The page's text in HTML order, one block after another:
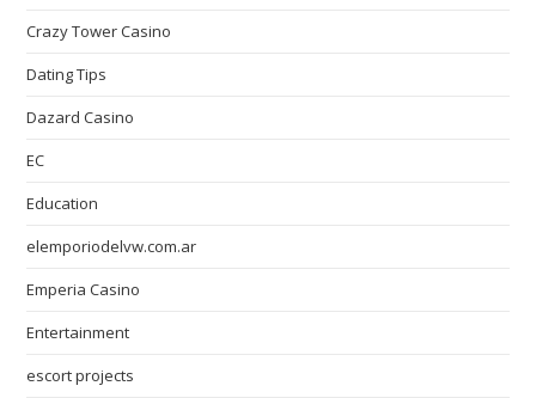
Crazy Tower Сasino
Dating Tips
Dazard Casino
EC
Education
elemporiodelvw.com.ar
Emperia Casino
Entertainment
escort projects